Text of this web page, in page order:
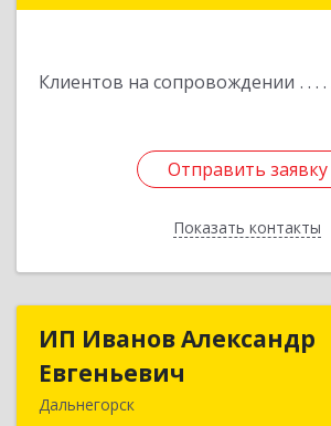
Клиентов на сопровождении
Отправить заявку
Показать контакты
Отправить заявку
Назад
ИП Иванов Александр
Евгеньевич
Дальнегорск
ИП Иванов